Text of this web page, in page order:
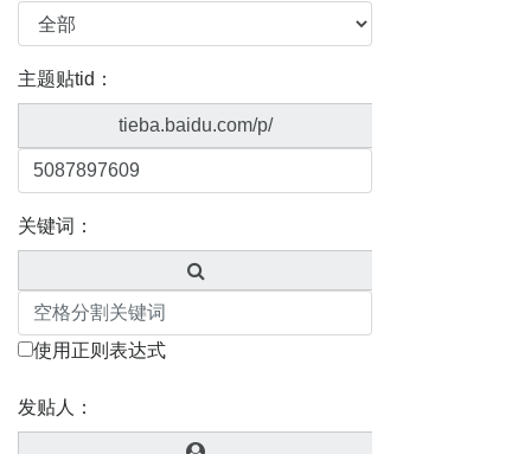
主题贴tid：
tieba.baidu.com/p/
关键词：
使用正则表达式
发贴人：